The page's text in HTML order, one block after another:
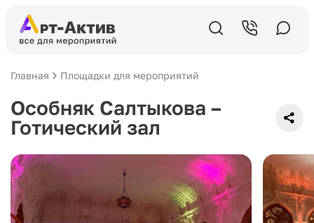
Главная Площадки для мероприятий
Особняк Салтыкова –
Готический зал